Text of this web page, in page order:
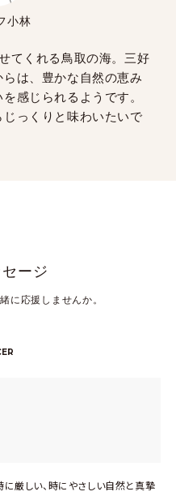
小林
てくれる鳥取の海。三好
は、豊かな自然の恵み
感じられるようです。
っくりと味わいたいで
ージ
に応援しませんか。
に厳しい、時にやさしい自然と真摯